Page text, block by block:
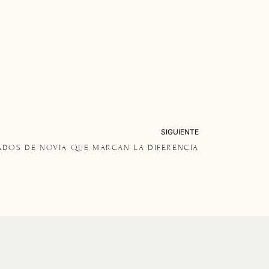
SIGUIENTE
DE NOVIA QUE MARCAN LA DIFERENCIA